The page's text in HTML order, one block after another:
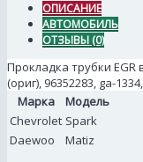
ОПИСАНИЕ
АВТОМОБИЛЬ
ОТЗЫВЫ (0)
Прокладка трубки EGR
(ориг), 96352283, ga-
Марка
Модель
Chevrolet Spark
Daewoo
Matiz